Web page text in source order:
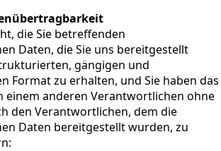
die Sie betreffenden
Daten, die Sie uns bereitgestellt
gängigen und
Format zu erhalten, und Sie haben das
einem anderen Verantwortlichen ohne
den Verantwortlichen, dem die
Daten bereitgestellt wurden, zu